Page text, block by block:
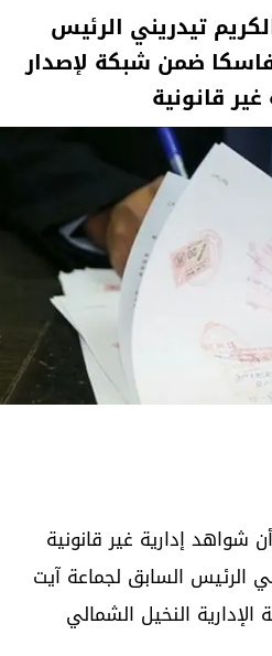
تيدريني الرئيس
ضمن شبكة لإصدار
قانونية
إدارية غير قانونية
الرئيس السابق لجماعة آيت
النخيل الشمالي